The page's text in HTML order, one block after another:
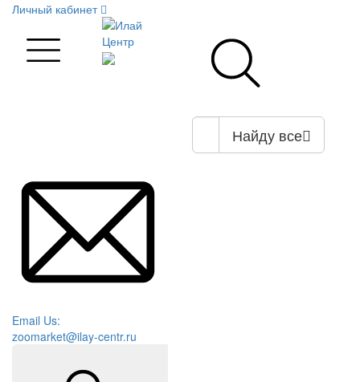
Личный кабинет
Найду все
Email Us:
zoomarket@ilay-centr.ru